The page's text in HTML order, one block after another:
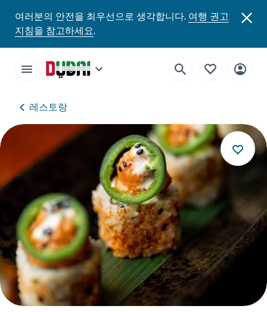
여러분의 안전을 최우선으로 생각합니다.여행 권고
지침을 참고하세요.
레스토랑